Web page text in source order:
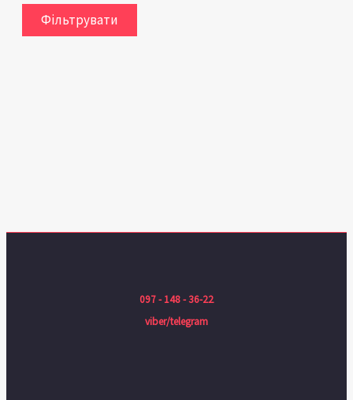
Фільтрувати
097 - 148 - 36-22
viber/telegram